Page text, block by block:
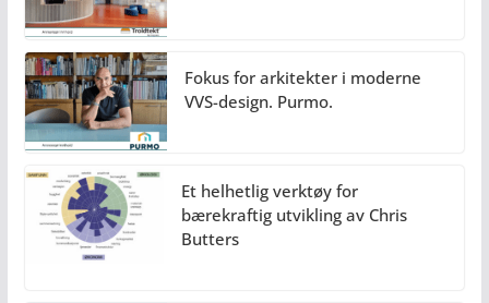
Fokus for arkitekter i moderne
VVS-design. Purmo.
Et helhetlig verktøy for
bærekraftig utvikling av Chris
Butters